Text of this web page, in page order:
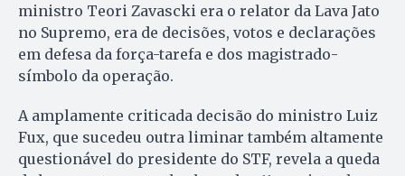
ministro Teori Zavascki era o relator da Lava Jato
no Supremo, era de decisões, votos e declarações
em defesa da força-tarefa e dos magistrado-
símbolo da operação.
A amplamente criticada decisão do ministro Luiz
Fux, que sucedeu outra liminar também altamente
questionável do presidente do STF, revela a queda